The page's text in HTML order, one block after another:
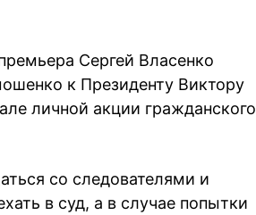
Сергей Власенко
к Президенту Виктору
личной акции гражданского
со следователями и
в суд, а в случае попытки